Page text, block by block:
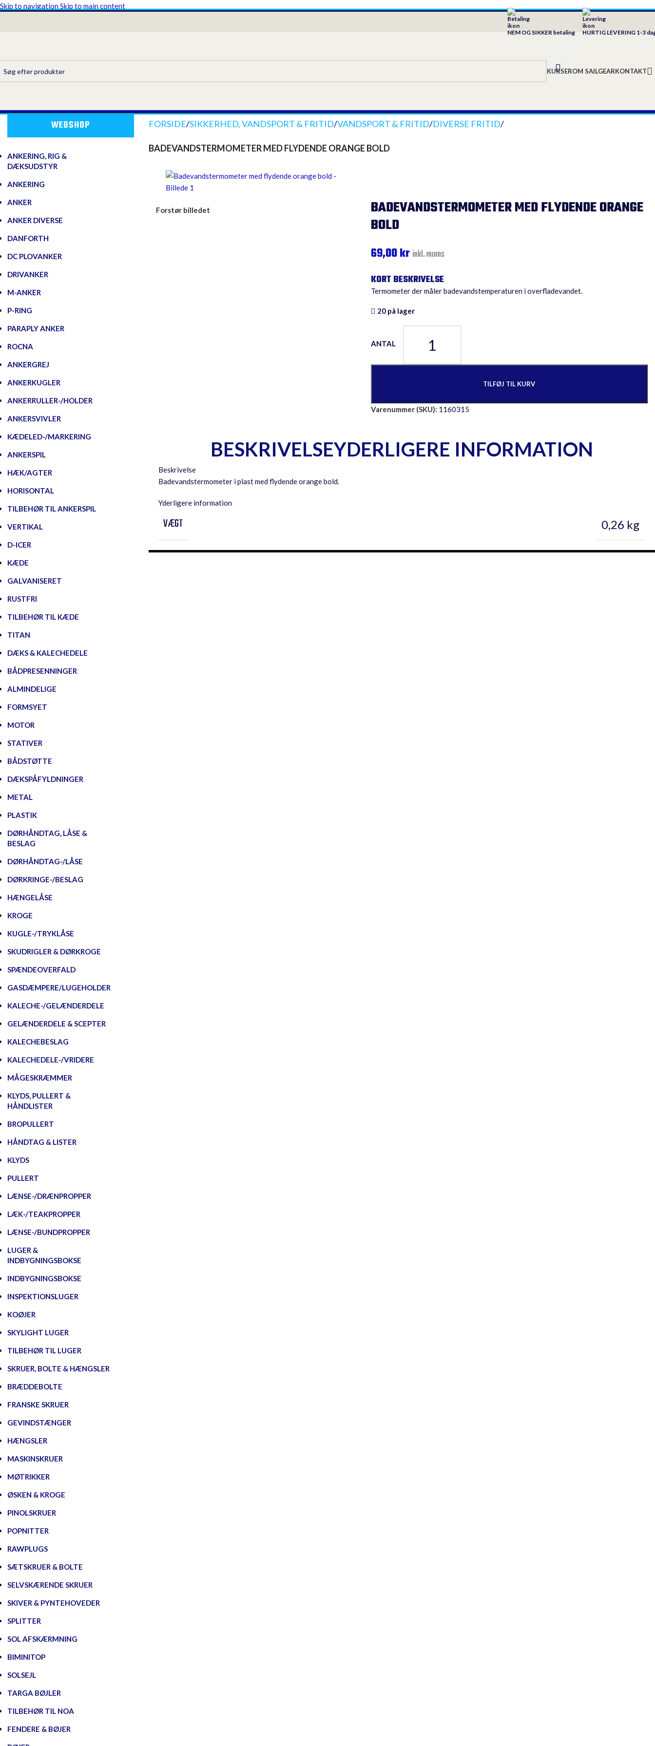
Skip to navigation Skip to main content
NEM OG SIKKER betaling HURTIG LEVERING 1-3
KURSEROM SAILGEARKONTAKT
WEBSHOP
ANKERING, RIG &
DÆKSUDSTYR
ANKERING
ANKER
ANKER DIVERSE
DANFORTH
DC PLOVANKER
DRIVANKER
M-ANKER
P-RING
PARAPLY ANKER
ROCNA
ANKERGREJ
ANKERKUGLER
ANKERRULLER-/HOLDER
ANKERSVIVLER
KÆDELED-/MARKERING
ANKERSPIL
HÆK/AGTER
HORISONTAL
TILBEHØR TIL ANKERSPIL
VERTIKAL
D-ICER
KÆDE
GALVANISERET
RUSTFRI
TILBEHØR TIL KÆDE
TITAN
DÆKS & KALECHEDELE
BÅDPRESENNINGER
ALMINDELIGE
FORMSYET
MOTOR
STATIVER
BÅDSTØTTE
DÆKSPÅFYLDNINGER
METAL
PLASTIK
DØRHÅNDTAG, LÅSE &
BESLAG
DØRHÅNDTAG-/LÅSE
DØRKRINGE-/BESLAG
HÆNGELÅSE
KROGE
KUGLE-/TRYKLÅSE
SKUDRIGLER & DØRKROGE
SPÆNDEOVERFALD
GASDÆMPERE/LUGEHOLDER
KALECHE-/GELÆNDERDELE
GELÆNDERDELE & SCEPTER
KALECHEBESLAG
KALECHEDELE-/VRIDERE
MÅGESKRÆMMER
KLYDS, PULLERT &
HÅNDLISTER
BROPULLERT
HÅNDTAG & LISTER
KLYDS
PULLERT
LÆNSE-/DRÆNPROPPER
LÆK-/TEAKPROPPER
LÆNSE-/BUNDPROPPER
LUGER &
INDBYGNINGSBOKSE
INDBYGNINGSBOKSE
INSPEKTIONSLUGER
KOØJER
SKYLIGHT LUGER
TILBEHØR TIL LUGER
SKRUER, BOLTE & HÆNGSLER
BRÆDDEBOLTE
FRANSKE SKRUER
GEVINDSTÆNGER
HÆNGSLER
MASKINSKRUER
MØTRIKKER
ØSKEN & KROGE
PINOLSKRUER
POPNITTER
RAWPLUGS
SÆTSKRUER & BOLTE
SELVSKÆRENDE SKRUER
SKIVER & PYNTEHOVEDER
SPLITTER
SOL AFSKÆRMNING
BIMINITOP
SOLSEJL
TARGA BØJLER
TILBEHØR TIL NOA
FENDERE & BØJER
FORSIDE/SIKKERHED, VANDSPORT & FRITID/VANDSPORT & FRITID/DIVERSE FRITID/
BADEVANDSTERMOMETER MED FLYDENDE ORANGE BOLD
Forstør billedet
BADEVANDSTERMOMETER MED FLYDENDE ORANGE
BOLD
69,00kr inkl. moms
Termometer der måler badevandstemperaturen i overfladevandet.
20 på lager
TILFØJ TIL KURV
Varenummer (SKU): 1160315
BESKRIVELSEYDERLIGERE INFORMATION
Beskrivelse
Badevandstermometer i plast med flydende orange bold.
Yderligere information
VÆGT 0,26 kg